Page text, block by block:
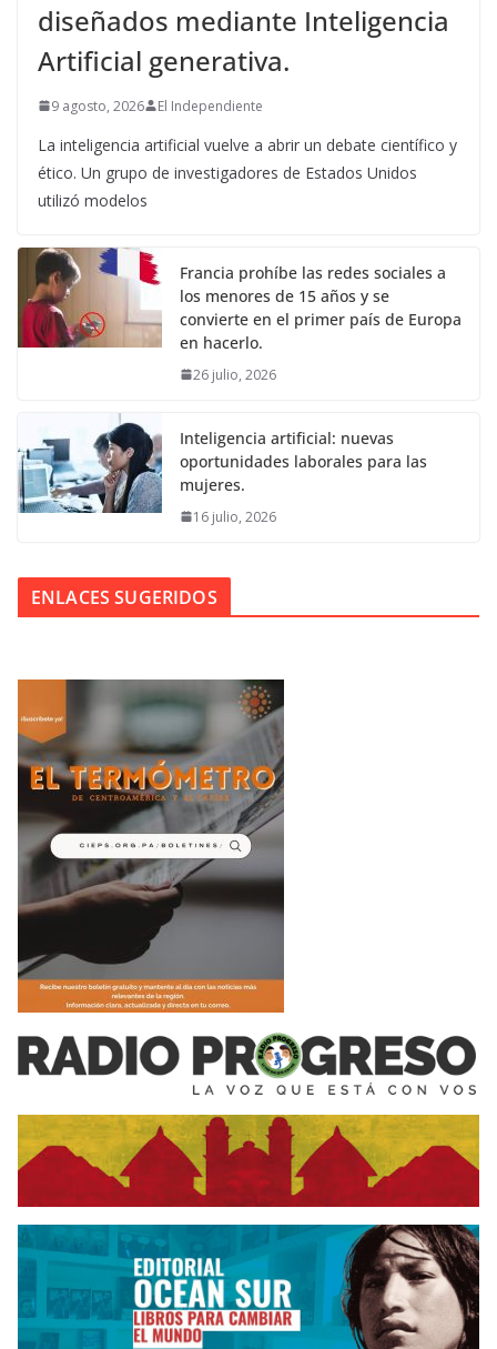
diseñados mediante Inteligencia
Artificial generativa.
9 agosto, 2026 El Independiente
La inteligencia artificial vuelve a abrir un debate científico y
ético. Un grupo de investigadores de Estados Unidos
utilizó modelos
Francia prohíbe las redes sociales a
los menores de 15 años y se
convierte en el primer país de Europa
en hacerlo.
26 julio, 2026
Inteligencia artificial: nuevas
oportunidades laborales para las
mujeres.
16 julio, 2026
ENLACES SUGERIDOS